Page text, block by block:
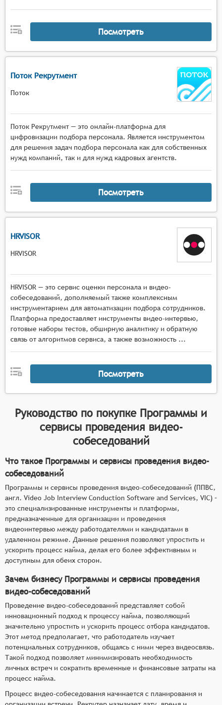
Посмотреть
Поток Рекрутмент
Поток
Поток Рекрутмент — это онлайн-платформа для
цифровизации подбора персонала. Является инструментом
для решения задач подбора персонала как для собственных
нужд компаний, так и для нужд кадровых агентств.
Посмотреть
HRVISOR
HRVISOR
HRVISOR — это сервис оценки персонала и видео-
собеседований, дополняемый также комплексным
инструментарием для автоматизации подбора сотрудников.
Платформа предоставляет инструменты видео-интервью,
готовые наборы тестов, обширную аналитику и обратную
связь от алгоритмов сервиса, а также возможность ...
Посмотреть
Руководство по покупке Программы и
сервисы проведения видео-
собеседований
Что такое Программы и сервисы проведения видео-
собеседований
Программы и сервисы проведения видео-собеседований (ППВС,
англ. Video Job Interview Conduction Software and Services, VIC) –
это специализированные инструменты и платформы,
предназначенные для организации и проведения
видеоинтервью между работодателями и кандидатами в
удаленном режиме. Данные решения позволяют упростить и
ускорить процесс найма, делая его более эффективным и
доступным для обеих сторон.
Зачем бизнесу Программы и сервисы проведения
видео-собеседований
Проведение видео-собеседований представляет собой
инновационный подход к процессу найма, позволяющий
значительно упростить и ускорить процесс отбора кандидатов.
Этот метод предполагает, что работодатель изучает
потенциальных сотрудников, общаясь с ними через видеосвязь.
Такой подход позволяет минимизировать необходимость
личных встреч и сократить временные и финансовые затраты на
процесс найма.
Процесс видео-собеседования начинается с планирования и